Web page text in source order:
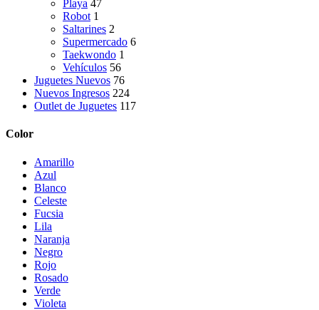
Playa 47
Robot 1
Saltarines 2
Supermercado 6
Taekwondo 1
Vehículos 56
Juguetes Nuevos 76
Nuevos Ingresos 224
Outlet de Juguetes 117
Color
Amarillo
Azul
Blanco
Celeste
Fucsia
Lila
Naranja
Negro
Rojo
Rosado
Verde
Violeta